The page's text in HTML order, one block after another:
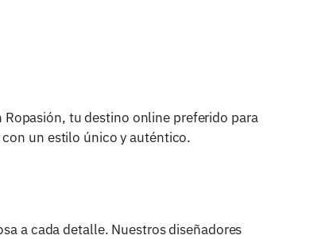
Ropasión, tu destino online preferido para
un estilo único y auténtico.
a cada detalle. Nuestros diseñadores